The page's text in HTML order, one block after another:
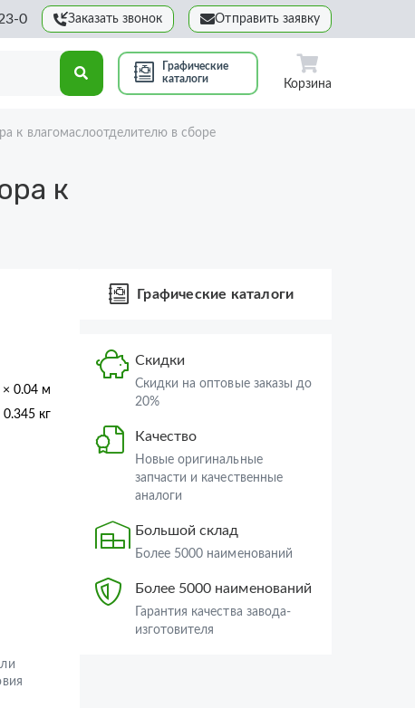
0 Заказать звонок Отправить заявку
Графические
каталоги
Корзина
к влагомаслоотделителю в сборе
к
0.04 м
0.345 кг
Графические каталоги
Скидки
Скидки на оптовые заказы до
20%
Качество
Новые оригинальные
запчасти и качественные
аналоги
Большой склад
Более 5000 наименований
Более 5000 наименований
Гарантия качества завода-
изготовителя